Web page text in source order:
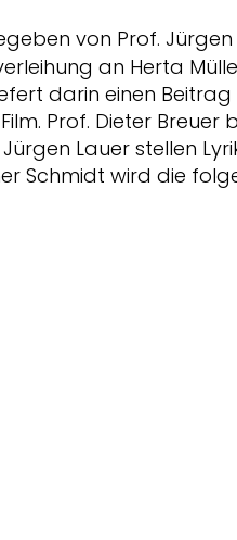
von Prof. Jürgen
an Herta
darin einen Beitrag
Prof. Dieter Breuer
Lauer stellen
Schmidt wird die